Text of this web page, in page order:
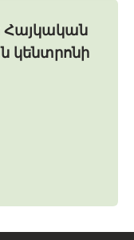
Հայկական
կենտրոնի